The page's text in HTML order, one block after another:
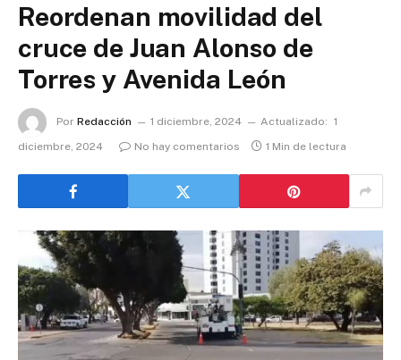
Reordenan movilidad del
cruce de Juan Alonso de
Torres y Avenida León
Por Redacción 1 diciembre, 2024 Actualizado: 1
diciembre, 2024
No hay comentarios 1 Min de lectura